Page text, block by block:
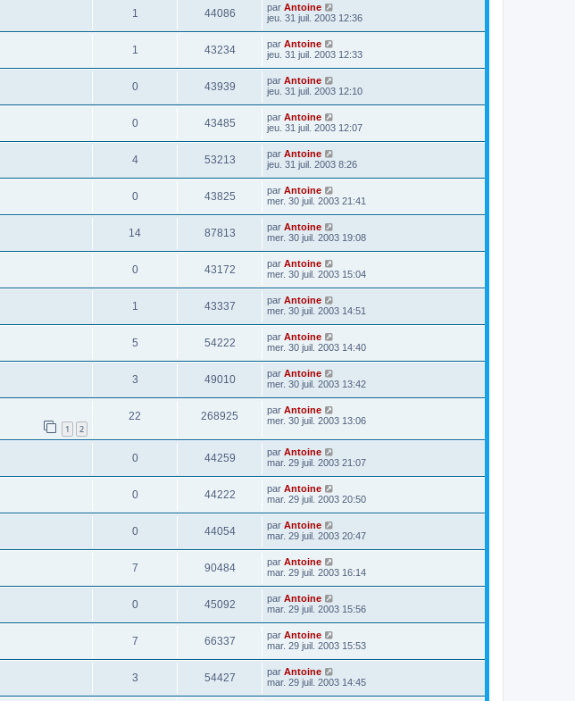
1 44086 par Antoine
jeu. 31 juil. 2003 12:36
1 43234 par Antoine
jeu. 31 juil. 2003 12:33
0 43939 par Antoine
jeu. 31 juil. 2003 12:10
0 43485 par Antoine
jeu. 31 juil. 2003 12:07
4 53213 par Antoine
jeu. 31 juil. 2003 8:26
0 43825 par Antoine
mer. 30 juil. 2003 21:41
14 87813 par Antoine
mer. 30 juil. 2003 19:08
0 43172 par Antoine
mer. 30 juil. 2003 15:04
1 43337 par Antoine
mer. 30 juil. 2003 14:51
5 54222 par Antoine
mer. 30 juil. 2003 14:40
3 49010 par Antoine
mer. 30 juil. 2003 13:42
1 2
22 268925 par Antoine
mer. 30 juil. 2003 13:06
0 44259 par Antoine
mar. 29 juil. 2003 21:07
0 44222 par Antoine
mar. 29 juil. 2003 20:50
0 44054 par Antoine
mar. 29 juil. 2003 20:47
7 90484 par Antoine
mar. 29 juil. 2003 16:14
0 45092 par Antoine
mar. 29 juil. 2003 15:56
7 66337 par Antoine
mar. 29 juil. 2003 15:53
3 54427 par Antoine
mar. 29 juil. 2003 14:45